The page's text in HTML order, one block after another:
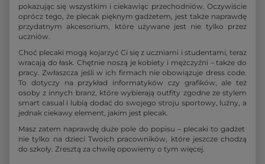
pokazując się wszystkim i ciekawiąc przechodniów. Oczywiście
oprócz tego, że plecak pięknym gadżetem, jest także naprawdę
przydatnym akcesorium, które używane jest nie tylko przez
uczniów.
Choć plecaki mogą kojarzyć Ci się z uczniami i studentami, teraz
wracają do łask. Chętnie noszą je kobiety i mężczyźni – także do
pracy. Zwłaszcza jeśli w ich firmach nie obowiązuje dress code.
To dotyczy na przykład informatyków czy grafików, ale też
osoby z innych branż, które wybierają outfity zgodne ze stylem
smart casual i lubią dodać do swojego stroju sportowy, luźny, a
jednak ciekawy element, jakim jest plecak.
Masz zatem naprawdę duże pole do popisu – plecaki to gadżet
nie tylko na dzieci Twoich pracowników, które jeszcze chodzą
do szkoły. Zresztą za chwilę opowiemy o tym więcej.